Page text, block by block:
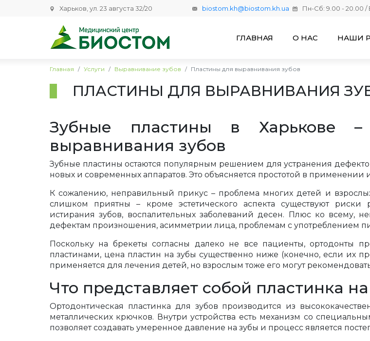
Харьков, ул. 23 августа 32/20 biostom.kh@biostom.kh.ua Пн-Сб: 9.00 - 20.00 /
ГЛАВНАЯ О НАС НАШИ
Главная Услуги Выравнивание зубов Пластины для выравнивания зубов
ПЛАСТИНЫ ДЛЯ ВЫРАВНИВАНИЯ
Зубные пластины в Харькове
выравнивания зубов
Зубные пластины остаются популярным решением для устранения
новых и современных аппаратов. Это объясняется простотой в
К сожалению, неправильный прикус – проблема многих детей и
слишком приятны – кроме эстетического аспекта существуют риски
истирания зубов, воспалительных заболеваний десен. Плюс ко всему,
дефектам произношения, асимметрии лица, проблемам с употреблением
Поскольку на брекеты согласны далеко не все пациенты, ортодонты
пластинами, цена пластин на зубы существенно ниже (конечно, если их
применяется для лечения детей, но взрослым тоже его могут
Что представляет собой пластинка
Ортодонтическая пластинка для зубов производится из
металлических крючков. Внутри устройства есть механизм со
позволяет создавать умеренное давление на зубы и процесс является